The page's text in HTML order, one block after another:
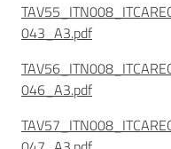
043_A3.pdf
046_A3.pdf